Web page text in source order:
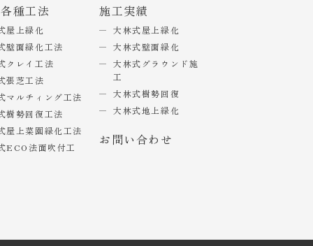
種工法
屋上緑化
壁面緑化工法
クレイ工法
張芝工法
マルチィング工法
樹勢回復工法
屋上菜園緑化工法
ECO法面吹付工
施工実績
大林式屋上緑化
大林式壁面緑化
大林式グラウンド施
工
大林式樹勢回復
大林式地上緑化
お問い合わせ